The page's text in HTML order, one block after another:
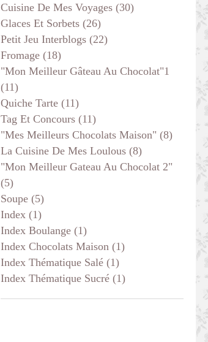
Cuisine De Mes Voyages (30)
Glaces Et Sorbets (26)
Petit Jeu Interblogs (22)
Fromage (18)
"mon Meilleur Gâteau Au Chocolat"1
(11)
Quiche Tarte (11)
Tag Et Concours (11)
"mes Meilleurs Chocolats Maison" (8)
La Cuisine De Mes Loulous (8)
"mon Meilleur Gateau Au Chocolat 2"
(5)
Soupe (5)
Index (1)
Index Boulange (1)
Index Chocolats Maison (1)
Index Thématique Salé (1)
Index Thématique Sucré (1)